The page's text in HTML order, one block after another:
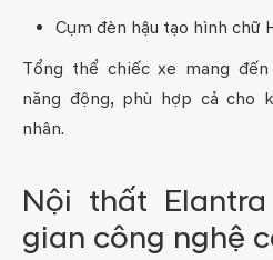
Cụm đèn hậu tạo hình chữ
Tổng thể chiếc xe mang
năng động, phù hợp cả cho
nhân.
Nội thất
gian công nghệ